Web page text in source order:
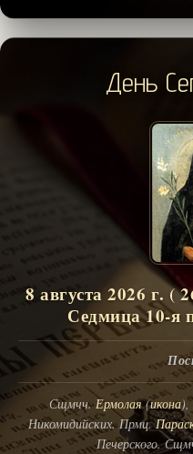
День
8 августа 2026 г. (
Седмица 10-я
Сщмчч.Ермолая(икона),
Никомидийских. Прмц.
Печерского.